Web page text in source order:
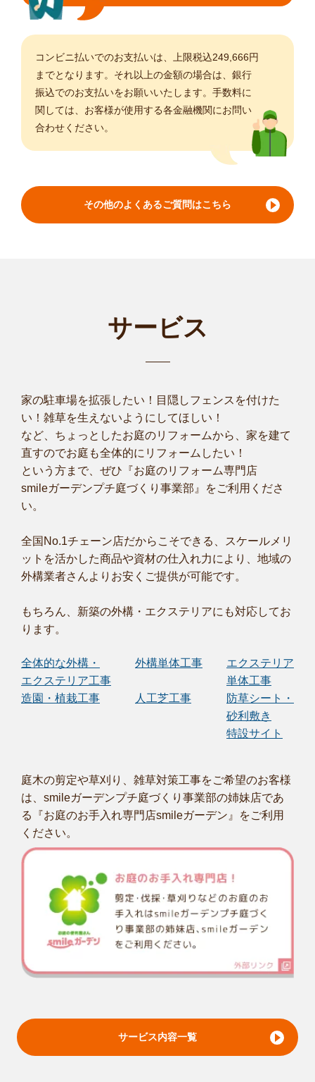
コンビニ払いでのお支払いは、上限税込249,666円
までとなります。それ以上の金額の場合は、銀行
振込でのお支払いをお願いいたします。手数料に
関しては、お客様が使用する各金融機関にお問い
合わせください。
その他のよくあるご質問はこちら
サービス
家の駐車場を拡張したい！目隠しフェンスを付けた
い！雑草を生えないようにしてほしい！
など、ちょっとしたお庭のリフォームから、家を建て
直すのでお庭も全体的にリフォームしたい！
という方まで、ぜひ『お庭のリフォーム専門店
smileガーデンプチ庭づくり事業部』をご利用くださ
い。
全国No.1チェーン店だからこそできる、スケールメリ
ットを活かした商品や資材の仕入れ力により、地域の
外構業者さんよりお安くご提供が可能です。
もちろん、新築の外構・エクステリアにも対応してお
ります。
全体的な外構・
エクステリア工事
外構単体工事
エクステリア
単体工事
造園・植栽工事
人工芝工事
防草シート・
砂利敷き
特設サイト
庭木の剪定や草刈り、雑草対策工事をご希望のお客様
は、smileガーデンプチ庭づくり事業部の姉妹店であ
る『お庭のお手入れ専門店smileガーデン』をご利用
ください。
サービス内容一覧